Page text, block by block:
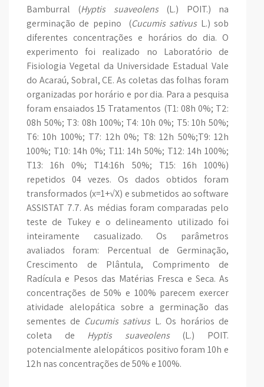
Bamburral (Hyptis suaveolens (L.) POIT.) na
germinação de pepino (Cucumis sativus L.) sob
diferentes concentrações e horários do dia. O
experimento foi realizado no Laboratório de
Fisiologia Vegetal da Universidade Estadual Vale
do Acaraú, Sobral, CE. As coletas das folhas foram
organizadas por horário e por dia. Para a pesquisa
foram ensaiados 15 Tratamentos (T1: 08h 0%; T2:
08h 50%; T3: 08h 100%; T4: 10h 0%; T5: 10h 50%;
T6: 10h 100%; T7: 12h 0%; T8: 12h 50%;T9: 12h
100%; T10: 14h 0%; T11: 14h 50%; T12: 14h 100%;
T13: 16h 0%; T14:16h 50%; T15: 16h 100%)
repetidos 04 vezes. Os dados obtidos foram
transformados (x=1+√X) e submetidos ao software
ASSISTAT 7.7. As médias foram comparadas pelo
teste de Tukey e o delineamento utilizado foi
inteiramente casualizado. Os parâmetros
avaliados foram: Percentual de Germinação,
Crescimento de Plântula, Comprimento de
Radícula e Pesos das Matérias Fresca e Seca. As
concentrações de 50% e 100% parecem exercer
atividade alelopática sobre a germinação das
sementes de Cucumis sativus L. Os horários de
coleta de Hyptis suaveolens (L.) POIT.
potencialmente alelopáticos positivo foram 10h e
12h nas concentrações de 50% e 100%.